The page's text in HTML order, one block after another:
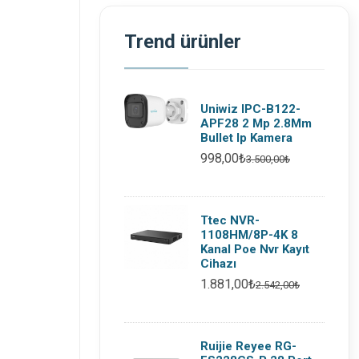
Trend ürünler
Uniwiz IPC-B122-
APF28 2 Mp 2.8Mm
Bullet Ip Kamera
998,00₺3.500,00₺
Ttec NVR-
1108HM/8P-4K 8
Kanal Poe Nvr Kayıt
Cihazı
1.881,00₺2.542,00₺
Ruijie Reyee RG-